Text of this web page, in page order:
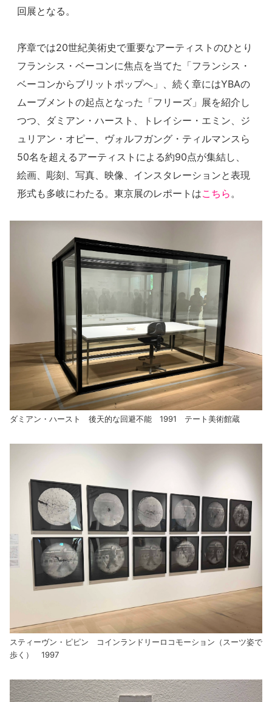
回展となる。
序章では20世紀美術史で重要なアーティストのひとり
フランシス・ベーコンに焦点を当てた「フランシス・
ベーコンからブリットポップへ」、続く章にはYBAの
ムーブメントの起点となった「フリーズ」展を紹介し
つつ、ダミアン・ハースト、トレイシー・エミン、ジ
ュリアン・オピー、ヴォルフガング・ティルマンスら
50名を超えるアーティストによる約90点が集結し、
絵画、彫刻、写真、映像、インスタレーションと表現
形式も多岐にわたる。東京展のレポートはこちら。
ダミアン・ハースト 後天的な回避不能 1991 テート美術館蔵
スティーヴン・ピピン コインランドリーロコモーション（スーツ姿で
歩く） 1997